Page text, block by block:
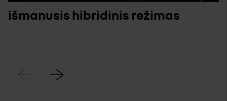
išmanusis hibridinis režimas
Ankstesnis